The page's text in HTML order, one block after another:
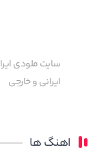
سایت ملودی
ایرانی و خارجی
اهنگ ها